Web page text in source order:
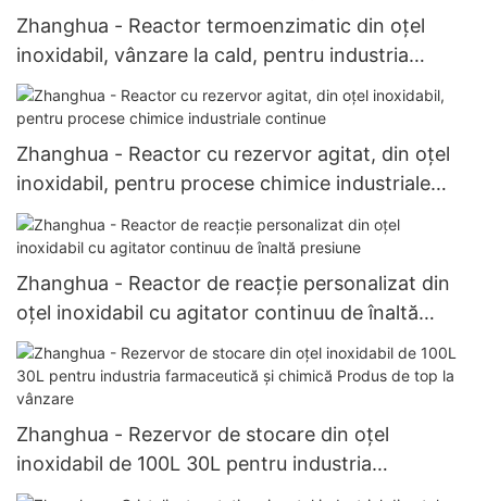
Zhanghua - Reactor termoenzimatic din oțel
inoxidabil, vânzare la cald, pentru industria
chimică și farmaceutică
Zhanghua - Reactor cu rezervor agitat, din oțel
inoxidabil, pentru procese chimice industriale
continue
Zhanghua - Reactor de reacție personalizat din
oțel inoxidabil cu agitator continuu de înaltă
presiune
Zhanghua - Rezervor de stocare din oțel
inoxidabil de 100L 30L pentru industria
farmaceutică și chimică Produs de top la vânzare